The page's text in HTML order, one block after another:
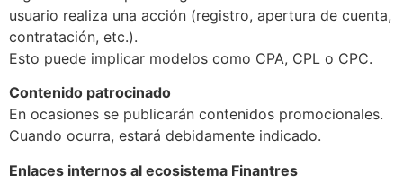
usuario realiza una acción (registro, apertura de cuenta,
contratación, etc.).
Esto puede implicar modelos como CPA, CPL o CPC.
Contenido patrocinado
En ocasiones se publicarán contenidos promocionales.
Cuando ocurra, estará debidamente indicado.
Enlaces internos al ecosistema Finantres